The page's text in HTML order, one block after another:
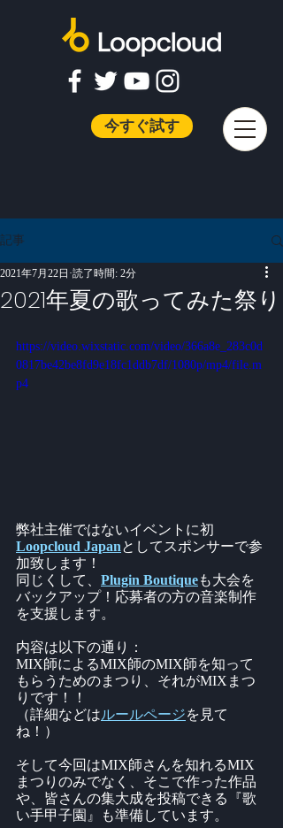
今すぐ試す
記事
2021年夏の歌ってみた祭り
2021年7月22日 読了時間: 2分
https://video.wixstatic.com/video/366a8e_283c0d
0817be42be8fd9e18fc1ddb7df/1080p/mp4/file.m
p4
弊社主催ではないイベントに初
Loopcloud Japanとしてスポンサーで参
加致します！
同じくして、 Plugin Boutiqueも大会を
バックアップ！応募者の方の音楽制作
を支援します。
内容は以下の通り：
MIX師によるMIX師のMIX師を知って
もらうためのまつり、それがMIXまつ
りです！！
（詳細などはルールページを見て
ね！）
そして今回はMIX師さんを知れるMIX
まつりのみでなく、そこで作った作品
や、皆さんの集大成を投稿できる『歌
い手甲子園』も準備しています。